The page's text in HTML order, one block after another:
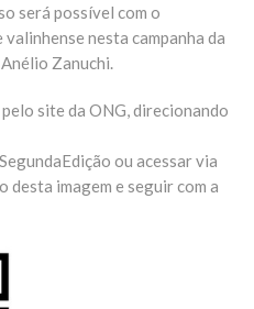
será possível com o
nesta campanha da
Zanuchi.
site da ONG, direcionando
ou acessar via
imagem e seguir com a